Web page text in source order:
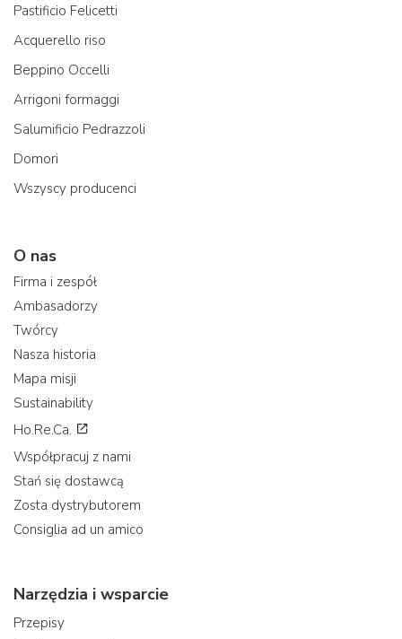
Pastificio Felicetti
Acquerello riso
Beppino Occelli
Arrigoni formaggi
Salumificio Pedrazzoli
Domori
Wszyscy producenci
O nas
Firma i zespół
Ambasadorzy
Twórcy
Nasza historia
Mapa misji
Sustainability
Ho.Re.Ca.
Współpracuj z nami
Stań się dostawcą
Zosta dystrybutorem
Consiglia ad un amico
Narzędzia i wsparcie
Przepisy